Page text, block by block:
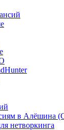
в Алёшина
нетворкинга